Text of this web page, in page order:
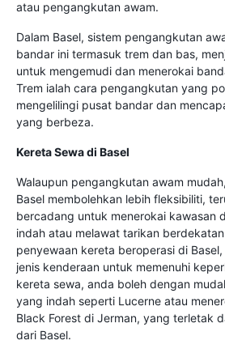
atau pengangkutan awam.
Dalam Basel, sistem pengangkutan
bandar ini termasuk trem dan bas,
untuk mengemudi dan menerokai
Trem ialah cara pengangkutan yang
mengelilingi pusat bandar dan
yang berbeza.
Kereta Sewa di Basel
Walaupun pengangkutan awam
Basel membolehkan lebih fleksibiliti,
bercadang untuk menerokai kawasan
indah atau melawat tarikan
penyewaan kereta beroperasi di
jenis kenderaan untuk memenuhi
kereta sewa, anda boleh dengan
yang indah seperti Lucerne atau
Black Forest di Jerman, yang terletak
dari Basel.